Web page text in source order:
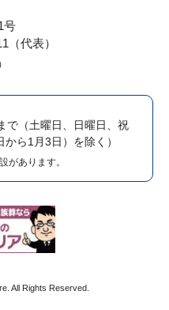
号
代表）
で （土曜日、日曜日、祝
ら1月3日）を除く）
があります。
All Rights Reserved.